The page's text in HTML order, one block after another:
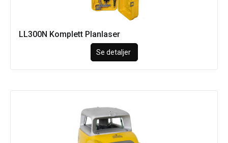
LL300N Komplett Planlaser
Se detaljer